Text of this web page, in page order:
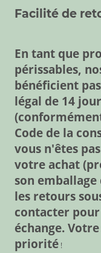
Facilité de
En tant que
périssables,
bénéficient
légal de 14
Code de la
vous n'êtes
votre achat
son
les retours
contacter
échange.
priorité !